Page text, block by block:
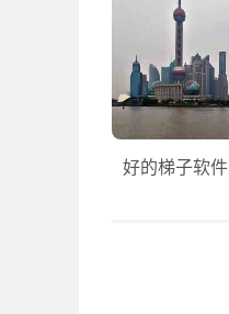
好的梯子软件